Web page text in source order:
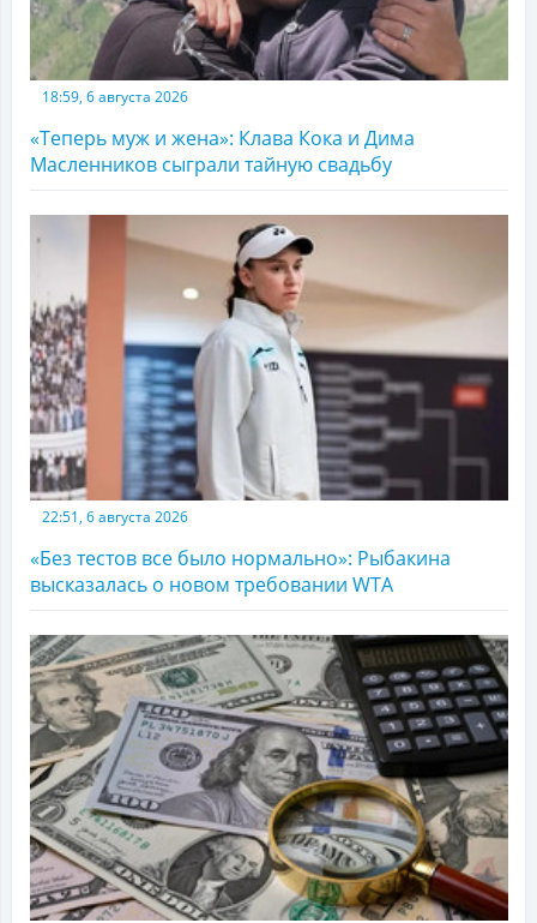
18:59, 6 августа 2026
«Теперь муж и жена»: Клава Кока и Дима
Масленников сыграли тайную свадьбу
22:51, 6 августа 2026
«Без тестов все было нормально»: Рыбакина
высказалась о новом требовании WTA